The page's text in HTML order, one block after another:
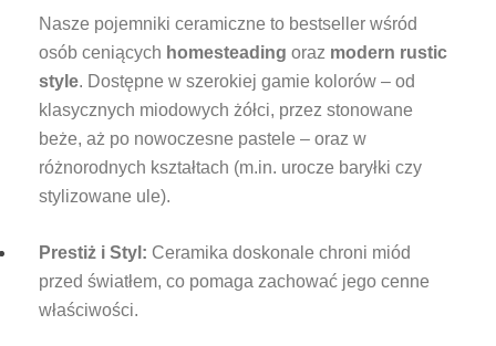
Nasze pojemniki ceramiczne to bestseller wśród
osób ceniących homesteading oraz modern rustic
style. Dostępne w szerokiej gamie kolorów – od
klasycznych miodowych żółci, przez stonowane
beże, aż po nowoczesne pastele – oraz w
różnorodnych kształtach (m.in. urocze baryłki czy
stylizowane ule).
Prestiż i Styl: Ceramika doskonale chroni miód
przed światłem, co pomaga zachować jego cenne
właściwości.